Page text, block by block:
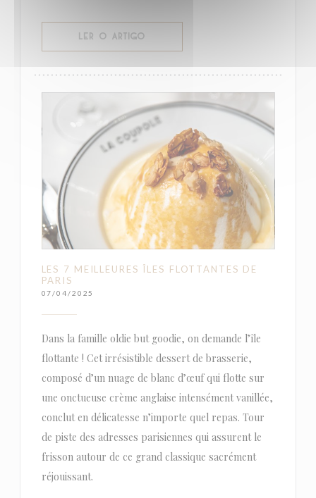
LER O ARTIGO
LES 7 MEILLEURES ÎLES FLOTTANTES DE
PARIS
07/04/2025
Dans la famille oldie but goodie, on demande l’île
flottante ! Cet irrésistible dessert de brasserie,
composé d’un nuage de blanc d’œuf qui flotte sur
une onctueuse crème anglaise intensément vanillée,
conclut en délicatesse n’importe quel repas. Tour
de piste des adresses parisiennes qui assurent le
frisson autour de ce grand classique sacrément
réjouissant.